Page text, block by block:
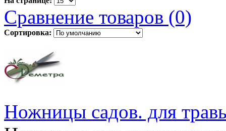
Сравнение товаров (0)
Сортировка:
Ножницы садов. для